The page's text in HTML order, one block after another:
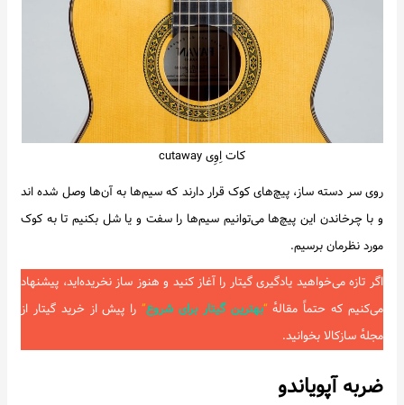
کات اِوِی cutaway
روی سر دسته ساز، پیچ‌های کوک قرار دارند که سیم‌ها به آن‌ها وصل شده اند
و با چرخاندن این پیچ‌ها می‌توانیم سیم‌ها را سفت و یا شل بکنیم تا به کوک
مورد نظرمان برسیم.
اگر تازه می‌خواهید یادگیری گیتار را آغاز کنید و هنوز ساز نخریده‌اید، پیشنهاد
می‌کنیم که حتماً مقالهٔ“بهترین گیتار برای شروع” را پیش از خرید گیتار از
مجلهٔ سازکالا بخوانید.
ضربه آپویاندو